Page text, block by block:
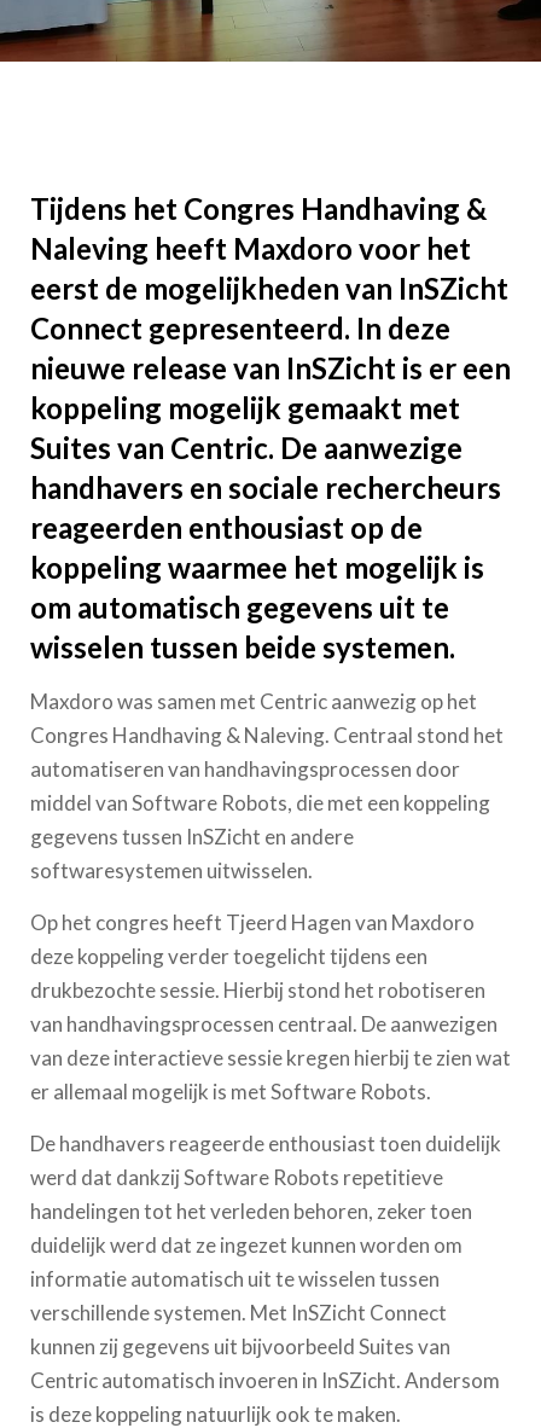
Tijdens het Congres Handhaving &
Naleving heeft Maxdoro voor het
eerst de mogelijkheden van InSZicht
Connect gepresenteerd. In deze
nieuwe release van InSZicht is er een
koppeling mogelijk gemaakt met
Suites van Centric. De aanwezige
handhavers en sociale rechercheurs
reageerden enthousiast op de
koppeling waarmee het mogelijk is
om automatisch gegevens uit te
wisselen tussen beide systemen.
Maxdoro was samen met Centric aanwezig op het
Congres Handhaving & Naleving. Centraal stond het
automatiseren van handhavingsprocessen door
middel van Software Robots, die met een koppeling
gegevens tussen InSZicht en andere
softwaresystemen uitwisselen.
Op het congres heeft Tjeerd Hagen van Maxdoro
deze koppeling verder toegelicht tijdens een
drukbezochte sessie. Hierbij stond het robotiseren
van handhavingsprocessen centraal. De aanwezigen
van deze interactieve sessie kregen hierbij te zien wat
er allemaal mogelijk is met Software Robots.
De handhavers reageerde enthousiast toen duidelijk
werd dat dankzij Software Robots repetitieve
handelingen tot het verleden behoren, zeker toen
duidelijk werd dat ze ingezet kunnen worden om
informatie automatisch uit te wisselen tussen
verschillende systemen. Met InSZicht Connect
kunnen zij gegevens uit bijvoorbeeld Suites van
Centric automatisch invoeren in InSZicht. Andersom
is deze koppeling natuurlijk ook te maken.